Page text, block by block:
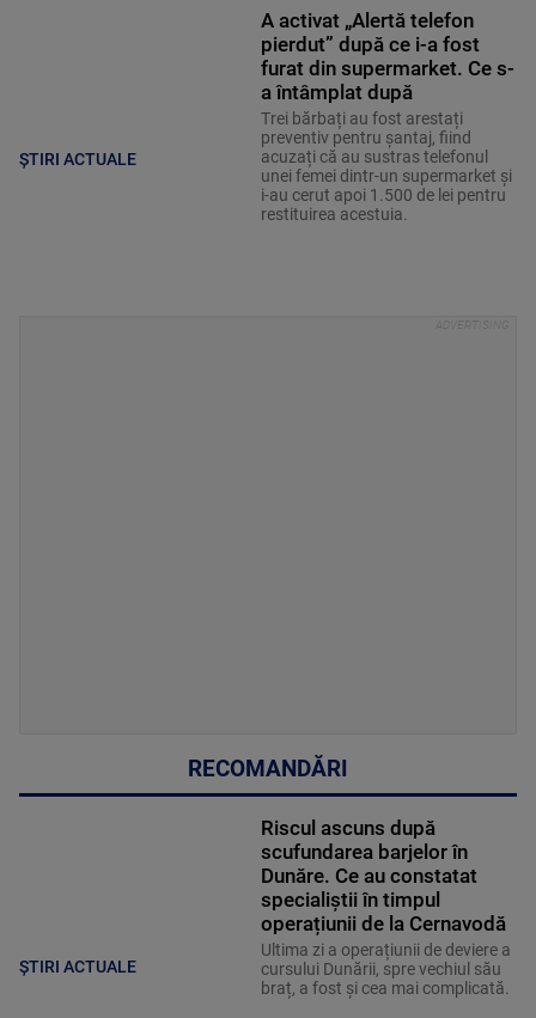
ȘTIRI ACTUALE
A activat „Alertă telefon
pierdut” după ce i-a fost
furat din supermarket. Ce s-
a întâmplat după
Trei bărbați au fost arestați
preventiv pentru șantaj, fiind
acuzați că au sustras telefonul
unei femei dintr-un supermarket și
i-au cerut apoi 1.500 de lei pentru
restituirea acestuia.
RECOMANDĂRI
ȘTIRI ACTUALE
Riscul ascuns după
scufundarea barjelor în
Dunăre. Ce au constatat
specialiștii în timpul
operațiunii de la Cernavodă
Ultima zi a operațiunii de deviere a
cursului Dunării, spre vechiul său
braț, a fost și cea mai complicată.